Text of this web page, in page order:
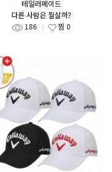
테일러메이드
다른 사람은 뭘살까?
186
찜 0